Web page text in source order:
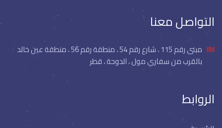
التواصل معنا
مبنى رقم 115 ، شارع رقم 54 ، منطقة رقم 56 ، منطقة عين خالد
بالقرب من سفاري مول ، الدوحة ، قطر
الروابط